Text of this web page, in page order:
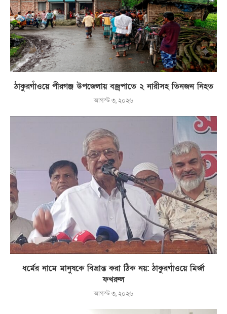
ঠাকুরগাঁওয়ে পীরগঞ্জ উপজেলায় বজ্রপাতে ২ নারীসহ তিনজন নিহত
আগস্ট ৩, ২০২৬
ধর্মের নামে মানুষকে বিভ্রান্ত করা ঠিক নয়: ঠাকুরগাঁওয়ে মির্জা
ফখরুল
আগস্ট ৩, ২০২৬